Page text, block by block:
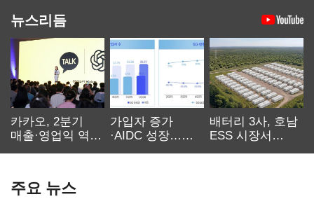
뉴스리듬
카카오, 2분기
매출·영업익 역대
가입자 증가
·AIDC 성장…
배터리 3사, 호남
ESS 시장서
주요 뉴스